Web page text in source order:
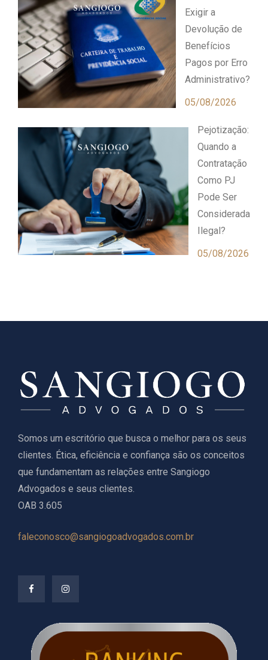
Exigir a
Devolução de
Benefícios
Pagos por Erro
Administrativo?
05/08/2026
Pejotização:
Quando a
Contratação
Como PJ
Pode Ser
Considerada
Ilegal?
05/08/2026
Somos um escritório que busca o melhor para os seus
clientes. Ética, eficiência e confiança são os conceitos
que fundamentam as relações entre Sangiogo
Advogados e seus clientes.
OAB 3.605
faleconosco@sangiogoadvogados.com.br